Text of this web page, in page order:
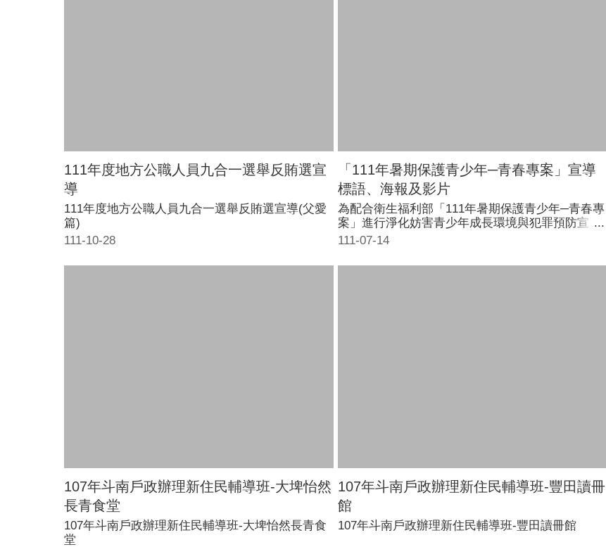
111年度地方公職人員九合一選舉反賄選宣
導
111-10-28
111年度地方公職人員九合一選舉反賄選宣導(父愛
篇)
「111年暑期保護青少年─青春專案」宣導
標語、海報及影片
111-07-14
為配合衛生福利部「111年暑期保護青少年─青春專
案」進行淨化妨害青少年成長環境與犯罪預防宣
導，請本轄各機關、學校單位自111年7月1日至8月
質、遭受性剝削及網絡安全工作等多元媒體宣導工
107年斗南戶政辦理新住民輔導班-大埤怡然
長青食堂
107年斗南戶政辦理新住民輔導班-大埤怡然長青食
堂
107年斗南戶政辦理新住民輔導班-豐田讀冊
館
107年斗南戶政辦理新住民輔導班-豐田讀冊館